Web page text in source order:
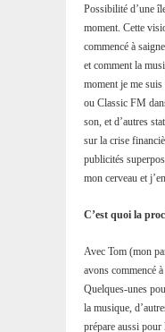
Possibilité d’une
moment. Cette
commencé à
et comment la
moment je me
ou Classic FM
son, et d’autres
sur la crise
publicités
mon cerveau et
C’est quoi la
Avec Tom (mon
avons commencé
Quelques-unes
la musique,
prépare aussi